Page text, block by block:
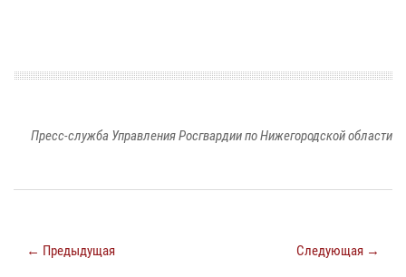
Пресс-служба Управления Росгвардии по Нижегородской области
← Предыдущая Следующая →